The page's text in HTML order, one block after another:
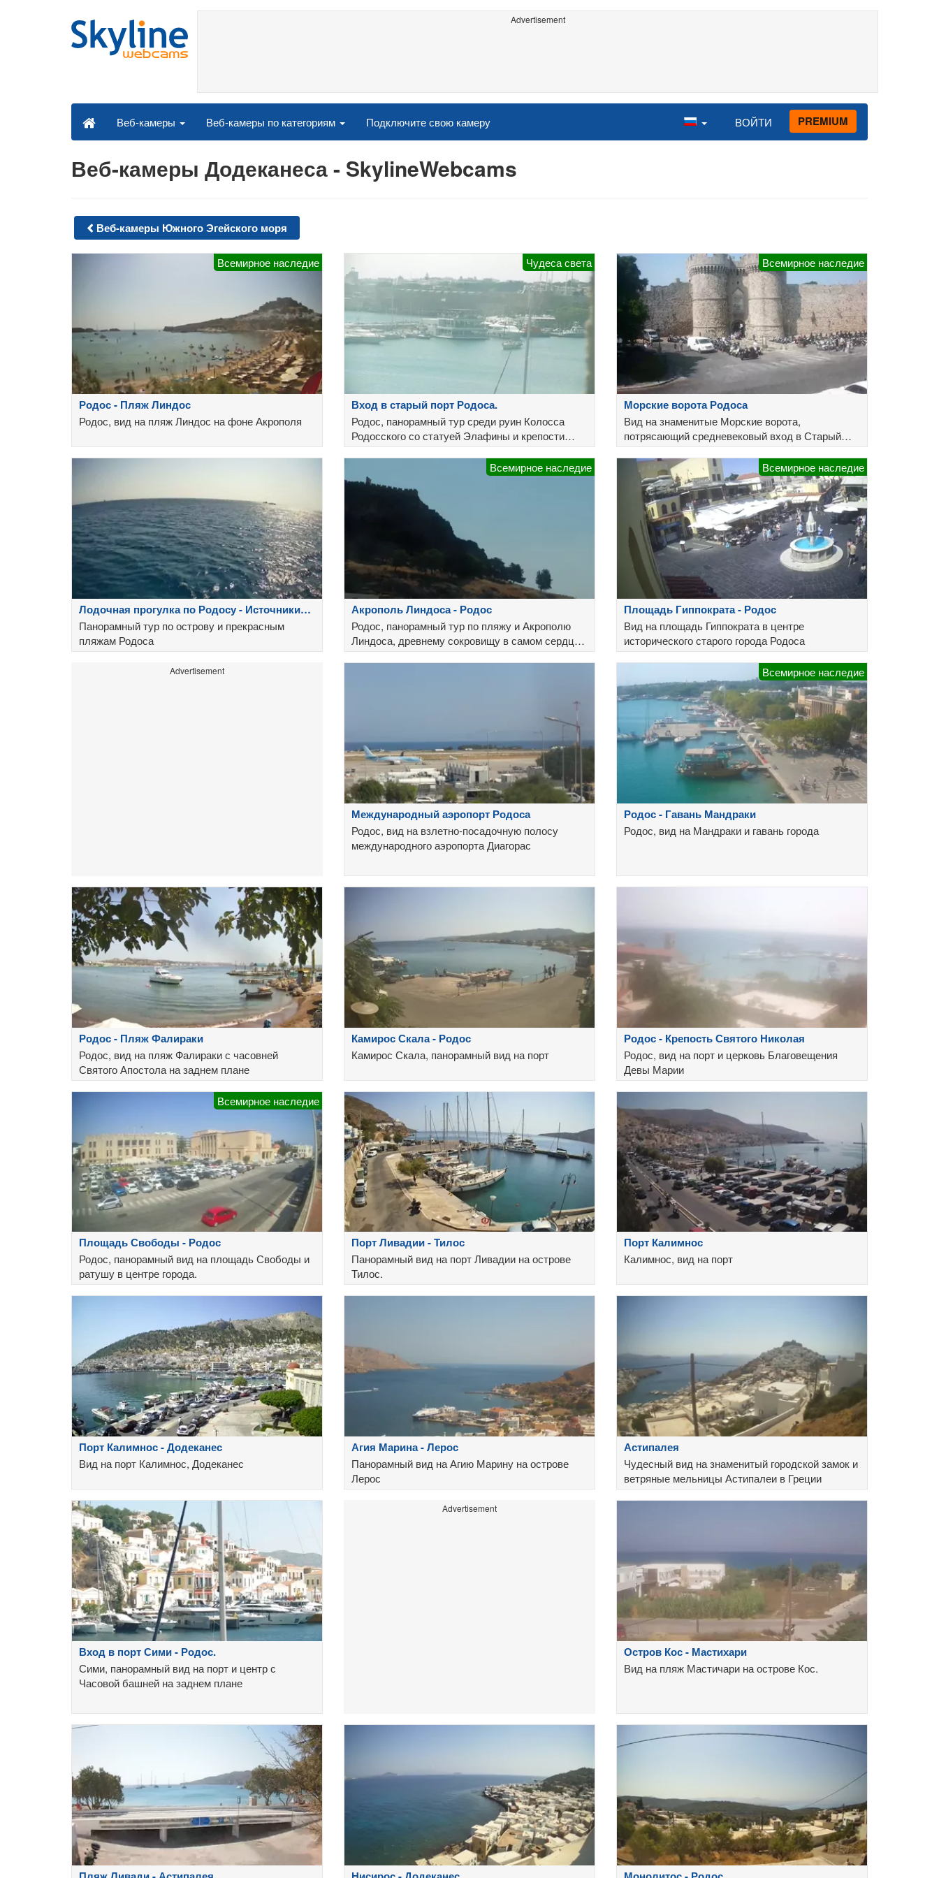
Advertisement
Веб-камеры Веб-камеры по категориям Подключите свою камеру ВОЙТИ PREMIUM
Веб-камеры Додеканеса - SkylineWebcams
Веб-камеры Южного Эгейского моря
Всемирное наследие
Родос - Пляж Линдос
Родос, вид на пляж Линдос на фоне Акрополя
Чудеса света
Вход в старый порт Родоса.
Родос, панорамный тур среди руин Колосса
Родосского со статуей Элафины и крепости
Агиос Николаос
Всемирное наследие
Морские ворота Родоса
Вид на знаменитые Морские ворота,
потрясающий средневековый вход в Старый
город Родоса
Лодочная прогулка по Родосу - Источники
Калитеи
Панорамный тур по острову и прекрасным
пляжам Родоса
Всемирное наследие
Акрополь Линдоса - Родос
Родос, панорамный тур по пляжу и Акрополю
Линдоса, древнему сокровищу в самом сердце
Додеканеса.
Всемирное наследие
Площадь Гиппократа - Родос
Вид на площадь Гиппократа в центре
исторического старого города Родоса
Advertisement
Международный аэропорт Родоса
Родос, вид на взлетно-посадочную полосу
международного аэропорта Диагорас
Всемирное наследие
Родос - Гавань Мандраки
Родос, вид на Мандраки и гавань города
Родос - Пляж Фалираки
Родос, вид на пляж Фалираки с часовней
Святого Апостола на заднем плане
Камирос Скала - Родос
Камирос Скала, панорамный вид на порт
Родос - Крепость Святого Николая
Родос, вид на порт и церковь Благовещения
Девы Марии
Всемирное наследие
Площадь Свободы - Родос
Родос, панорамный вид на площадь Свободы и
ратушу в центре города.
Порт Ливадии - Тилос
Панорамный вид на порт Ливадии на острове
Тилос.
Порт Калимнос
Калимнос, вид на порт
Порт Калимнос - Додеканес
Вид на порт Калимнос, Додеканес
Агия Марина - Лерос
Панорамный вид на Агию Марину на острове
Лерос
Астипалея
Чудесный вид на знаменитый городской замок и
ветряные мельницы Астипалеи в Греции
Вход в порт Сими - Родос.
Сими, панорамный вид на порт и центр с
Часовой башней на заднем плане
Advertisement
Остров Кос - Мастихари
Вид на пляж Мастичари на острове Кос.